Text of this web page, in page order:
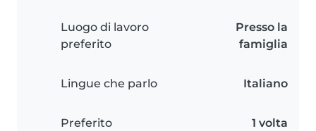
Luogo di lavoro
preferito
Presso la
famiglia
Lingue che parlo Italiano
Preferito 1 volta